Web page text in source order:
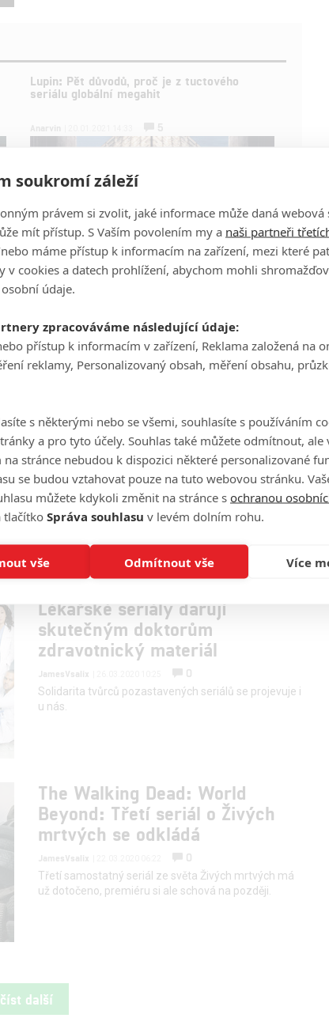
Lupin: Pět důvodů, proč je z tuctového
seriálu globální megahit
Hvězda Nedotknutelných Omar Sy dokázal jako lupič
je seriál ve skutečnosti celkem průměrný.
Chirurgové předčasně utli 16.
řadu a další seriály odkládají
nové díly
| 07.04.2020 20:37
Další a další seriály pozastavují produkci. Posunuly se
i termíny vydání nových epizod seriálů stanice CW,
Lékařské seriály darují
skutečným doktorům
zdravotnický materiál
JamesVsalix
0
Solidarita tvůrců pozastavených seriálů se projevuje i
u nás.
The Walking Dead: World
Beyond: Třetí seriál o Živých
mrtvých se odkládá
JamesVsalix
0
Třetí samostatný seriál ze světa Živých mrtvých má
už dotočeno, premiéru si ale schová na později.
číst další
soukromí záleží
právem si zvolit, jaké informace může daná
mít přístup. S Vaším povolením my a naši partneři
máme přístup k informacím na zařízení, mezi které
v cookies a datech prohlížení, abychom mohli
údaje.
zpracováváme následující údaje:
přístup k informacím v zařízení, Reklama založená na
reklamy, Personalizovaný obsah, měření obsahu,
s některými nebo se všemi, souhlasíte s používáním
a pro tyto účely. Souhlas také můžete odmítnout, ale
stránce nebudou k dispozici některé personalizované
se budou vztahovat pouze na tuto webovou stránku.
můžete kdykoli změnit na stránce sochranou
tlačítkoSpráva souhlasu v levém dolním rohu.
vše Odmítnout vše Více